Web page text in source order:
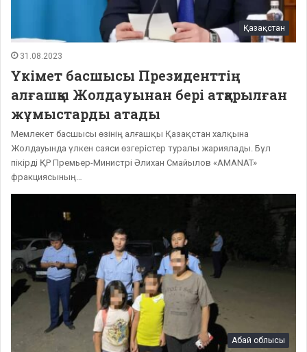
Қазақстан
31.08.2023
Үкімет басшысы Президенттің
алғашқы Жолдауынан бері атқарылған
жұмыстарды атады
Мемлекет басшысы өзінің алғашқы Қазақстан халқына
Жолдауында үлкен саяси өзгерістер туралы жариялады. Бұл
пікірді ҚР Премьер-Министрі Әлихан Смайылов «AMANAT»
фракциясының…
Абай облысы